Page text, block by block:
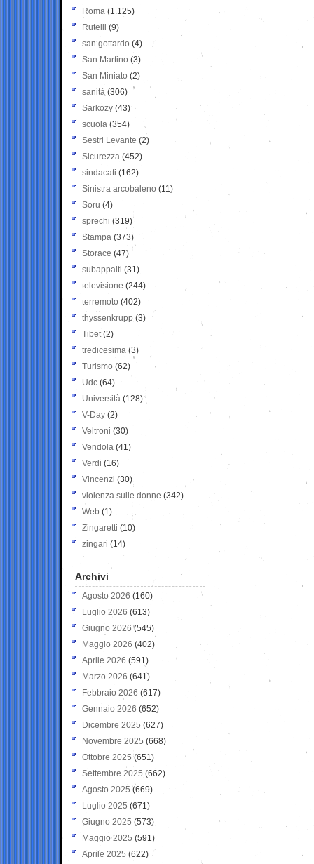
Roma (1.125)
Rutelli (9)
san gottardo (4)
San Martino (3)
San Miniato (2)
sanità (306)
Sarkozy (43)
scuola (354)
Sestri Levante (2)
Sicurezza (452)
sindacati (162)
Sinistra arcobaleno (11)
Soru (4)
sprechi (319)
Stampa (373)
Storace (47)
subappalti (31)
televisione(244)
terremoto (402)
thyssenkrupp (3)
Tibet(2)
tredicesima (3)
Turismo (62)
Udc (64)
Università (128)
V-Day (2)
Veltroni (30)
Vendola (41)
Verdi (16)
Vincenzi (30)
violenza sulle donne (342)
Web (1)
Zingaretti (10)
zingari (14)
Archivi
Agosto 2026 (160)
Luglio 2026 (613)
Giugno 2026 (545)
Maggio 2026 (402)
Aprile 2026 (591)
Marzo 2026 (641)
Febbraio 2026 (617)
Gennaio 2026 (652)
Dicembre 2025 (627)
Novembre 2025 (668)
Ottobre 2025 (651)
Settembre 2025 (662)
Agosto 2025 (669)
Luglio 2025 (671)
Giugno 2025 (573)
Maggio 2025 (591)
Aprile 2025 (622)